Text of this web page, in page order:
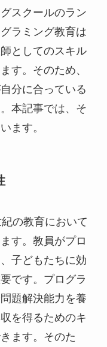
スクールのラン
ラミング教育は
としてのスキル
す。そのため、
分に合っている
本記事では、そ
ます。
の教育において
す。教員がプロ
子どもたちに効
です。プログラ
題解決能力を養
を得るためのキ
ます。そのた